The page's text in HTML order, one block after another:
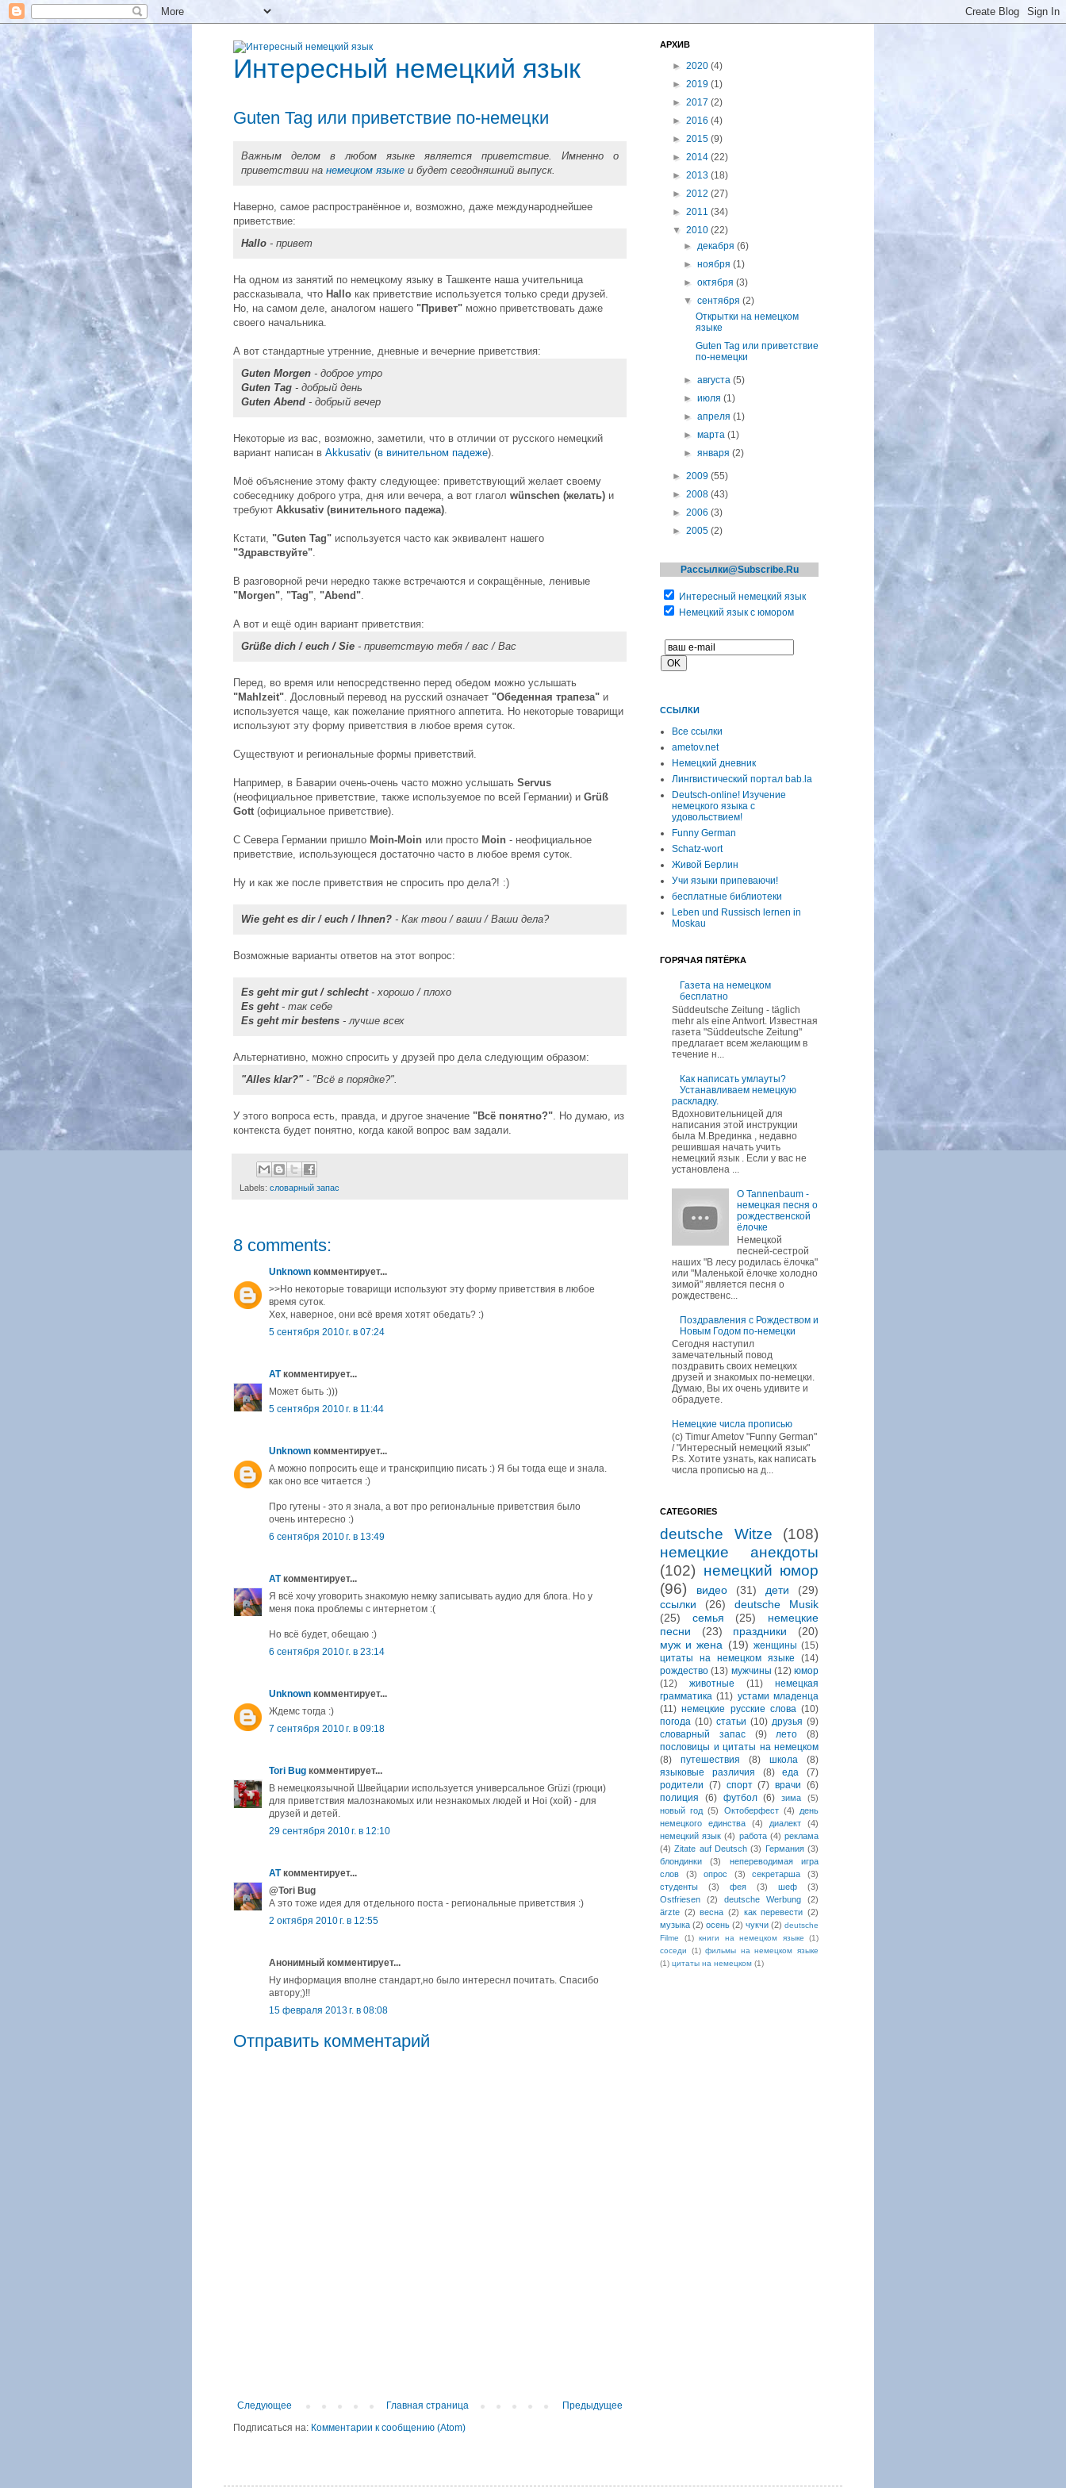
Интересный немецкий язык
Guten Tag или приветствие по-немецки
Важным делом в любом языке является приветствие. Имненно о
приветствии на немецком языке и будет сегодняшний выпуск.
Наверно, самое распространённое и, возможно, даже международнейшее
приветствие:
Hallo - привет
На одном из занятий по немецкому языку в Ташкенте наша учительница
рассказывала, что Hallo как приветствие используется только среди друзей.
Но, на самом деле, аналогом нашего "Привет" можно приветствовать даже
своего начальника.
А вот стандартные утренние, дневные и вечерние приветствия:
Guten Morgen - доброе утро
Guten Tag - добрый день
Guten Abend - добрый вечер
Некоторые из вас, возможно, заметили, что в отличии от русского немецкий
вариант написан в Akkusativ (в винительном падеже).
Моё объяснение этому факту следующее: приветствующий желает своему
собеседнику доброго утра, дня или вечера, а вот глагол wünschen (желать) и
требуют Akkusativ (винительного падежа).
Кстати, "Guten Tag" используется чаcто как эквивалент нашего
"Здравствуйте".
В разговорной речи нередко также встречаются и сокращённые, ленивые
"Morgen", "Tag", "Abend".
А вот и ещё один вариант приветствия:
Grüße dich / euch / Sie - приветствую тебя / вас / Вас
Перед, во время или непосредственно перед обедом можно услышать
"Mahlzeit". Дословный перевод на русский означает "Обеденная трапеза" и
используется чаще, как пожелание приятного аппетита. Но некоторые товарищи
используют эту форму приветствия в любое время суток.
Существуют и региональные формы приветствий.
Например, в Баварии очень-очень часто можно услышать Servus
(неофициальное приветствие, также используемое по всей Германии) и Grüß
Gott (официальное приветствие).
С Севера Германии пришло Moin-Moin или просто Moin - неофициальное
приветствие, использующеся достаточно часто в любое время суток.
Ну и как же после приветствия не спросить про дела?! :)
Wie geht es dir / euch / Ihnen? - Как твои / ваши / Ваши дела?
Возможные варианты ответов на этот вопрос:
Es geht mir gut / schlecht- хорошо / плохо
Es geht- так себе
Es geht mir bestens - лучше всех
Альтернативно, можно спросить у друзей про дела следующим образом:
"Alles klar?"- "Всё в порядке?".
У этого вопроса есть, правда, и другое значение "Всё понятно?". Но думаю, из
контекста будет понятно, когда какой вопрос вам задали.
Labels: словарный запас
8 comments:
Unknown комментирует...
>>Но некоторые товарищи используют эту форму приветствия в любое
время суток.
Хех, наверное, они всё время хотят обедать? :)
5 сентября 2010 г. в 07:24
ATкомментирует...
Может быть :)))
5 сентября 2010 г. в 11:44
Unknown комментирует...
А можно попросить еще и транскрипцию писать :) Я бы тогда еще и знала.
как оно все читается :)
Про гутены - это я знала, а вот про региональные приветствия было
очень интересно :)
6 сентября 2010 г. в 13:49
ATкомментирует...
Я всё хочу уговорить знакомую немку записывать аудио для блога. Но у
меня пока проблемы с интернетом :(
Но всё будет, обещаю :)
6 сентября 2010 г. в 23:14
Unknown комментирует...
Ждемс тогда :)
7 сентября 2010 г. в 09:18
Tori Bug комментирует...
В немецкоязычной Швейцарии используется универсальное Grüzi (грюци)
для приветствия малознакомых или незнакомых людей и Hoi (хой) - для
друзей и детей.
29 сентября 2010 г. в 12:10
ATкомментирует...
@Tori Bug
А это тоже идея для отдельного поста - региональные приветствия :)
2 октября 2010 г. в 12:55
Анонимный комментирует...
Ну информация вполне стандарт,но было интереснл почитать. Спасибо
автору;)!!
15 февраля 2013 г. в 08:08
Отправить комментарий
Следующее Предыдущее
Главная страница
Подписаться на: Комментарии к сообщению (Atom)
АРХИВ
► 2020 (4)
► 2019 (1)
► 2017 (2)
► 2016 (4)
► 2015 (9)
► 2014 (22)
► 2013 (18)
► 2012 (27)
► 2011 (34)
▼ 2010 (22)
►декабря(6)
►ноября(1)
►октября(3)
▼сентября(2)
Открытки на немецком
языке
Guten Tag или приветствие
по-немецки
►августа(5)
►июля(1)
►апреля(1)
►марта(1)
►января(2)
► 2009 (55)
► 2008 (43)
► 2006 (3)
► 2005 (2)
Рассылки@Subscribe.Ru
Интересный немецкий язык
Немецкий язык с юмором
ССЫЛКИ
Все ссылки
ametov.net
Немецкий дневник
Лингвистический портал bab.la
Deutsch-online! Изучение
немецкого языка с
удовольствием!
Funny German
Schatz-wort
Живой Берлин
Учи языки припеваючи!
бесплатные библиотеки
Leben und Russisch lernen in
Moskau
ГОРЯЧАЯ ПЯТЁРКА
Газета на немецком
бесплатно
Süddeutsche Zeitung - täglich
mehr als eine Antwort. Известная
газета "Süddeutsche Zeitung"
предлагает всем желающим в
течение н...
Как написать умлауты?
Устанавливаем немецкую
раскладку.
Вдохновительницей для
написания этой инструкции
была М.Врединка , недавно
решившая начать учить
немецкий язык . Если у вас не
установлена ...
O Tannenbaum -
немецкая песня о
рождественской
ёлочке
Немецкой
песней-сестрой
наших "В лесу родилась ёлочка"
или "Маленькой ёлочке холодно
зимой" является песня о
рождественс...
Поздравления с Рождеством и
Новым Годом по-немецки
Сегодня наступил
замечательный повод
поздравить своих немецких
друзей и знакомых по-немецки.
Думаю, Вы их очень удивите и
обрадуете.
Немецкие числа прописью
(c) Timur Ametov "Funny German"
/ "Интересный немецкий язык"
P.s. Хотите узнать, как написать
числа прописью на д...
CATEGORIES
deutsche Witze
(108)
немецкие анекдоты
(102) немецкий юмор
(96)
видео (31) дети
(29)
ссылки
(26)
deutsche Musik
(25)
семья (25)
немецкие
песни
(23) праздники
(20)
муж и жена (19) женщины (15)
цитаты на немецком языке
(14)
рождество (13) мужчины (12) юмор
(12)
животные (11)
немецкая
грамматика (11) устами младенца
(11) немецкие русские слова (10)
погода (10) статьи (10) друзья (9)
словарный запас
(9) лето
(8)
пословицы и цитаты на немецком
(8)
путешествия (8) школа
(8)
языковые различия
(8) еда
(7)
родители (7) спорт (7) врачи (6)
полиция
(6) футбол (6) зима
(5)
новый год (5) Октоберфест (4)
день
немецкого единства
(4) диалект
(4)
немецкий язык (4) работа (4) реклама
(4) Zitate auf Deutsch (3) Германия (3)
блондинки
(3)
непереводимая игра
слов
(3) опрос (3) секретарша
(3)
студенты
(3) фея (3) шеф
(3)
Ostfriesen
(2) deutsche Werbung
(2)
ärzte (2) весна (2) как перевести (2)
музыка (2) осень (2) чукчи (2) deutsche
Filme
(1) книги на немецком языке
(1)
соседи
(1) фильмы на немецком языке
(1) цитаты на немецком (1)